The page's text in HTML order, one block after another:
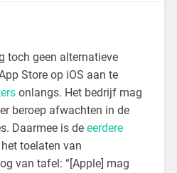
toch geen alternatieve
Store op iOS aan te
onlangs. Het bedrijf mag
beroep afwachten in de
Daarmee is de eerdere
toelaten van
van tafel: “[Apple] mag